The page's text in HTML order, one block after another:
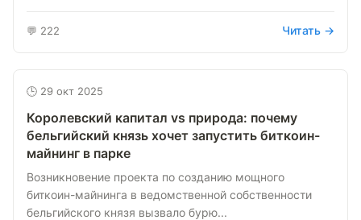
💬 222 Читать →
🕒 29 окт 2025
Королевский капитал vs природа: почему
бельгийский князь хочет запустить биткоин-
майнинг в парке
Возникновение проекта по созданию мощного
биткоин-майнинга в ведомственной собственности
бельгийского князя вызвало бурю...